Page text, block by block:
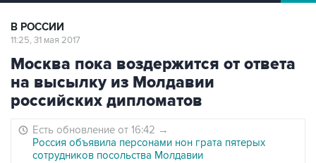
В РОССИИ
11:25, 31 мая 2017
Москва пока воздержится от ответа
на высылку из Молдавии
российских дипломатов
Есть обновление от 16:42 →
Россия объявила персонами нон грата пятерых
сотрудников посольства Молдавии